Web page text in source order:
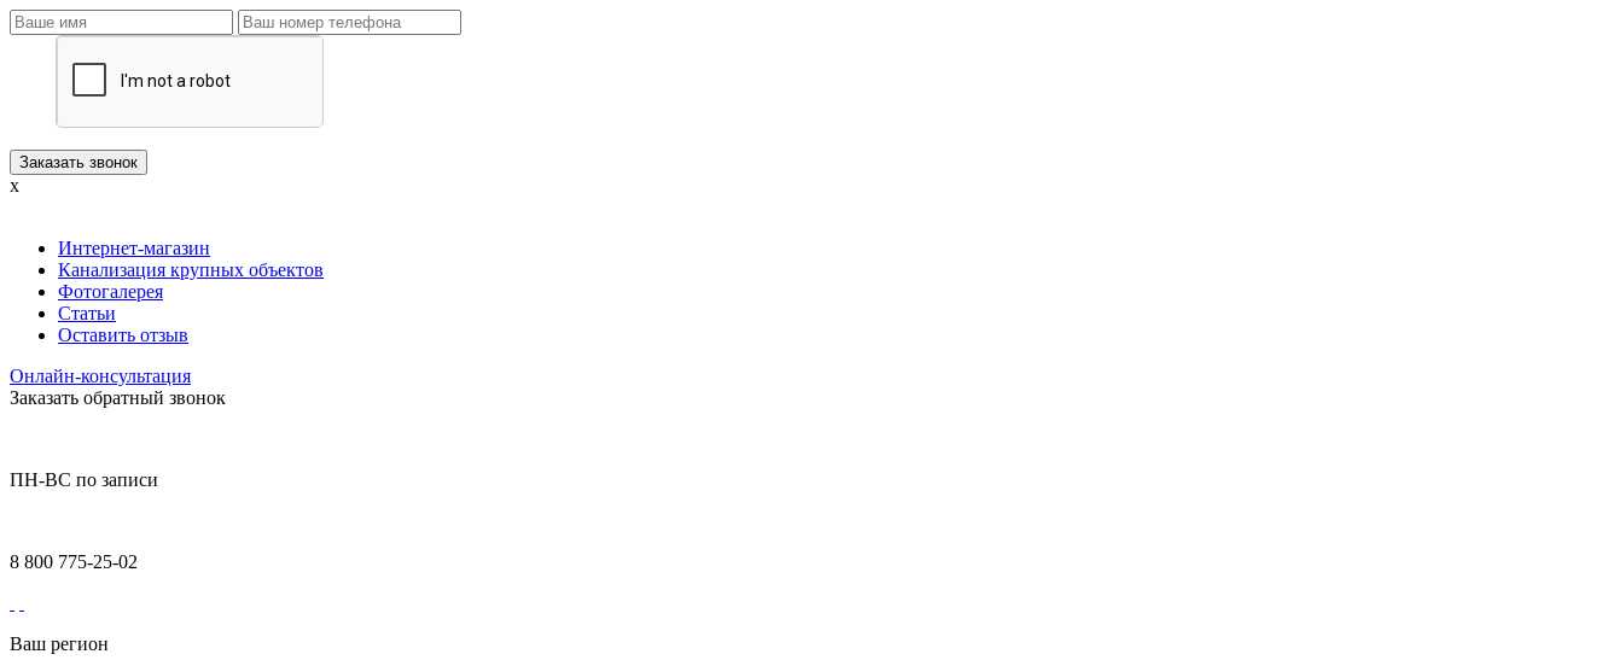
x
Интернет-магазин
Канализация крупных объектов
Фотогалерея
Статьи
Оставить отзыв
Онлайн-консультация
Заказать обратный звонок
ПН-ВС по записи
8 800 775-25-02
Ваш регион